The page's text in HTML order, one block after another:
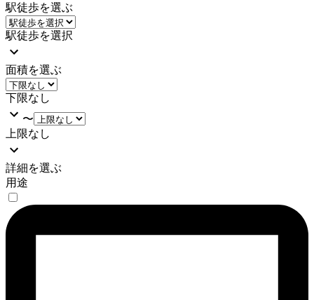
駅徒歩を選ぶ
駅徒歩を選択
面積を選ぶ
下限なし
〜
上限なし
詳細を選ぶ
用途